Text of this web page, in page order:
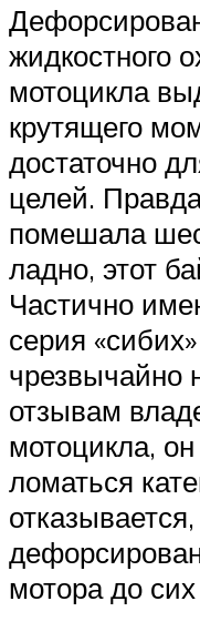
жидкостного
мотоцикла
крутящего
достаточно
целей.
помешала
ладно, этот
Частично
серия
чрезвычайно
отзывам
мотоцикла,
ломаться
мотора до